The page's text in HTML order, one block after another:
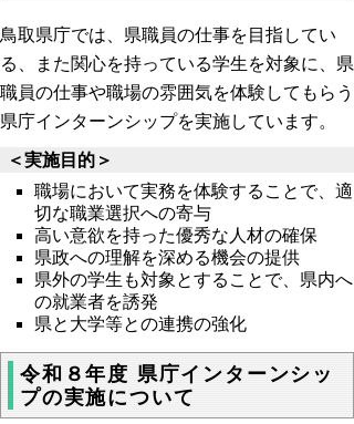
鳥取県庁では、県職員の仕事を目指してい
る、また関心を持っている学生を対象に、県
職員の仕事や職場の雰囲気を体験してもらう
県庁インターンシップを実施しています。
＜実施目的＞
職場において実務を体験することで、適
切な職業選択への寄与
高い意欲を持った優秀な人材の確保
県政への理解を深める機会の提供
県外の学生も対象とすることで、県内へ
の就業者を誘発
県と大学等との連携の強化
令和８年度 県庁インターンシッ
プの実施について